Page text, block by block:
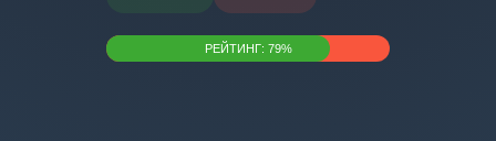
РЕЙТИНГ: 79%